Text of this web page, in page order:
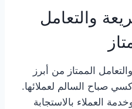
والتعامل
الممتاز من أبرز
صباح السالم لعملائها.
العملاء بالاستجابة